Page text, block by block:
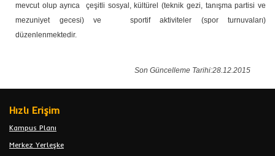
mevcut olup ayrıca çeşitli sosyal, kültürel (teknik gezi, tanışma partisi ve
mezuniyet gecesi) ve sportif aktiviteler (spor turnuvaları)
düzenlenmektedir.
Son Güncelleme Tarihi:28.12.2015
Hızlı Erişim
Kampus Planı
Merkez Yerleşke